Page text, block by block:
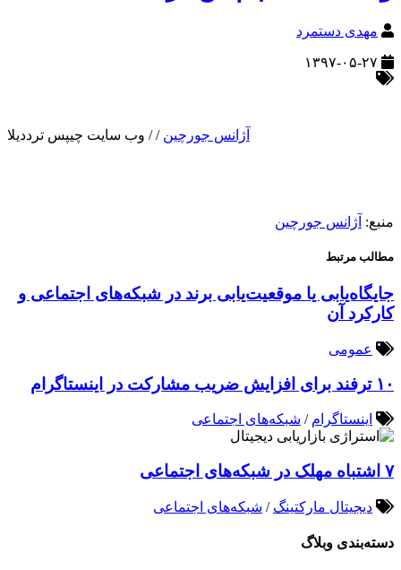
مهدی دستمرد
آژانس جورچین /
/ وب سایت چیپس ترددیلا
منبع: آژانس جورچین
مطالب مرتبط
جایگاه‌یابی یا موقعیت‌یابی برند در شبکه‌های اجتماعی و
کارکرد آن
عمومی
۱۰ ترفند برای افزایش ضریب مشارکت در اینستاگرام
اینستاگرام / شبکه‌های اجتماعی
۷ اشتباه مهلک در شبکه‌های اجتماعی
دیجیتال مارکتینگ / شبکه‌های اجتماعی
دسته‌بندی وبلاگ